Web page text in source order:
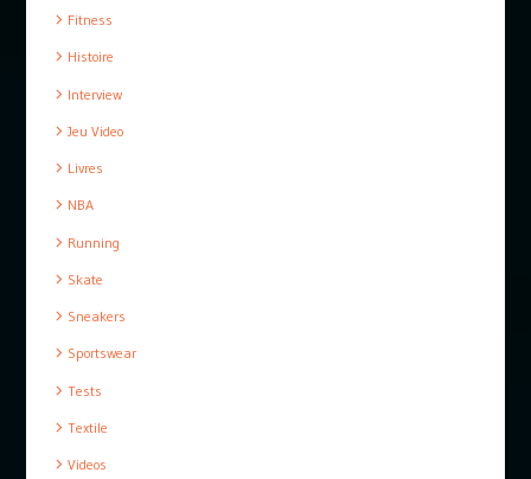
Fitness
Histoire
Interview
Jeu Video
Livres
NBA
Running
Skate
Sneakers
Sportswear
Tests
Textile
Videos